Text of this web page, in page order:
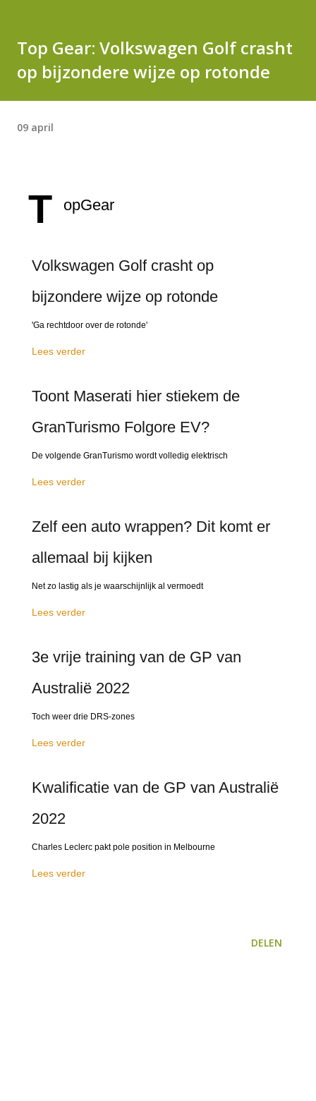
Top Gear: Volkswagen Golf crasht
op bijzondere wijze op rotonde
09 april
T opGear
Volkswagen Golf crasht op
bijzondere wijze op rotonde
'Ga rechtdoor over de rotonde'
Lees verder
Toont Maserati hier stiekem de
GranTurismo Folgore EV?
De volgende GranTurismo wordt volledig elektrisch
Lees verder
Zelf een auto wrappen? Dit komt er
allemaal bij kijken
Net zo lastig als je waarschijnlijk al vermoedt
Lees verder
3e vrije training van de GP van
Australië 2022
Toch weer drie DRS-zones
Lees verder
Kwalificatie van de GP van Australië
2022
Charles Leclerc pakt pole position in Melbourne
Lees verder
DELEN